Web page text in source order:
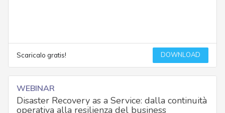
Scaricalo gratis! DOWNLOAD
WEBINAR
Disaster Recovery as a Service: dalla continuità
operativa alla resilienza del business